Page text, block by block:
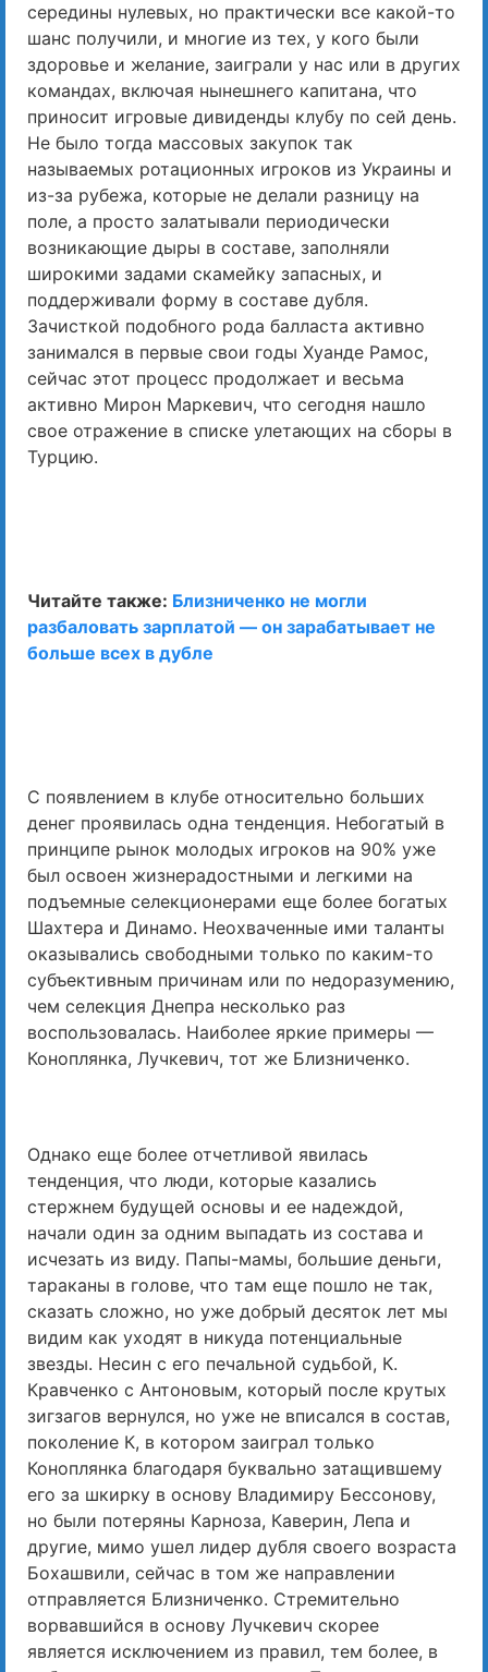
середины нулевых, но практически все какой-то
шанс получили, и многие из тех, у кого были
здоровье и желание, заиграли у нас или в других
командах, включая нынешнего капитана, что
приносит игровые дивиденды клубу по сей день.
Не было тогда массовых закупок так
называемых ротационных игроков из Украины и
из-за рубежа, которые не делали разницу на
поле, а просто залатывали периодически
возникающие дыры в составе, заполняли
широкими задами скамейку запасных, и
поддерживали форму в составе дубля.
Зачисткой подобного рода балласта активно
занимался в первые свои годы Хуанде Рамос,
сейчас этот процесс продолжает и весьма
активно Мирон Маркевич, что сегодня нашло
свое отражение в списке улетающих на сборы в
Турцию.
Читайте также: Близниченко не могли
разбаловать зарплатой — он зарабатывает не
больше всех в дубле
С появлением в клубе относительно больших
денег проявилась одна тенденция. Небогатый в
принципе рынок молодых игроков на 90% уже
был освоен жизнерадостными и легкими на
подъемные селекционерами еще более богатых
Шахтера и Динамо. Неохваченные ими таланты
оказывались свободными только по каким-то
субъективным причинам или по недоразумению,
чем селекция Днепра несколько раз
воспользовалась. Наиболее яркие примеры —
Коноплянка, Лучкевич, тот же Близниченко.
Однако еще более отчетливой явилась
тенденция, что люди, которые казались
стержнем будущей основы и ее надеждой,
начали один за одним выпадать из состава и
исчезать из виду. Папы-мамы, большие деньги,
тараканы в голове, что там еще пошло не так,
сказать сложно, но уже добрый десяток лет мы
видим как уходят в никуда потенциальные
звезды. Несин с его печальной судьбой, К.
Кравченко с Антоновым, который после крутых
зигзагов вернулся, но уже не вписался в состав,
поколение К, в котором заиграл только
Коноплянка благодаря буквально затащившему
его за шкирку в основу Владимиру Бессонову,
но были потеряны Карноза, Каверин, Лепа и
другие, мимо ушел лидер дубля своего возраста
Бохашвили, сейчас в том же направлении
отправляется Близниченко. Стремительно
ворвавшийся в основу Лучкевич скорее
является исключением из правил, тем более, в